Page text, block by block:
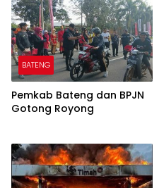
BATENG
Pemkab Bateng dan BPJN
Gotong Royong